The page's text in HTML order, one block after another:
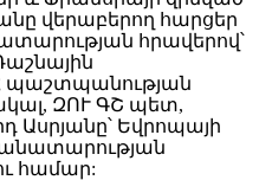
հրավերով՝
պաշտպանության
ԶՈՒ ԳՇ պետ,
Ասրյանը՝ Եվրոպայի
համար: